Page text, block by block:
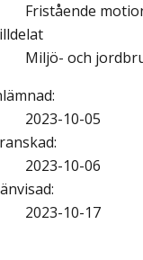
Fristående
Miljö- och
:
2023-10-05
:
2023-10-06
:
2023-10-17